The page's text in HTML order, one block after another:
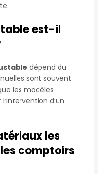
est-il
dépend du
sont souvent
les modèles
d’un
les
comptoirs